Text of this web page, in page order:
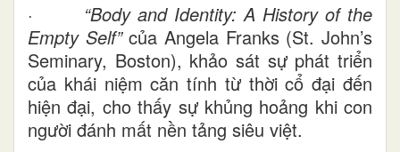
· “Body and Identity: A History of the
Empty Self”của Angela Franks (St. John’s
Seminary, Boston), khảo sát sự phát triển
của khái niệm căn tính từ thời cổ đại đến
hiện đại, cho thấy sự khủng hoảng khi con
người đánh mất nền tảng siêu việt.